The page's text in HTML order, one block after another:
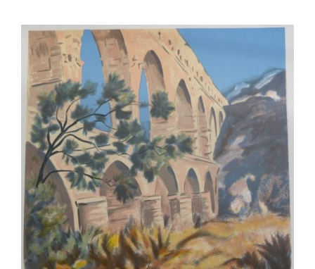
AJOUTER AU PANIER
/
DÉTAILS